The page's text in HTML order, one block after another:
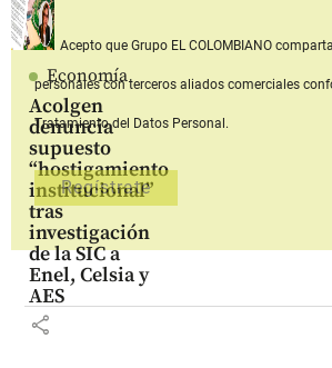
Economía
Acolgen
denuncia
supuesto
“hostigamiento
institucional”
tras
investigación
de la SIC a
Enel, Celsia y
AES
share
Acepto que Grupo EL COLOMBIANO
personales con terceros aliados comerciales
Tratamiento del Datos Personal.